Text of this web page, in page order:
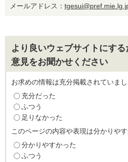
メールアドレス：
より良いウェブサイトにす
意見をお聞かせください
お求めの情報は充分掲載されていまし
充分だった
ふつう
足りなかった
このページの内容や表現は分かりや
分かりやすかった
ふつう